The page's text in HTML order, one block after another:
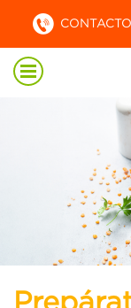
CONTACTO
Prepárate para el invierno